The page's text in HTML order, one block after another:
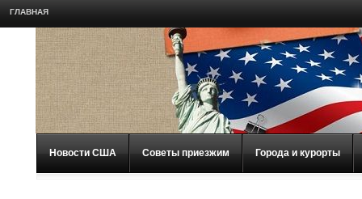
ГЛАВНАЯ
Новости США Советы приезжим Города и курорты